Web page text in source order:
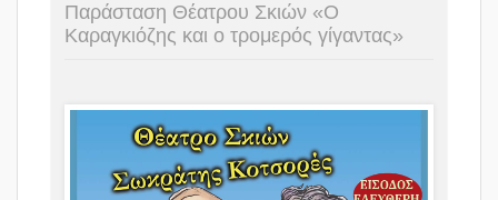
Παράσταση Θέατρου Σκιών «Ο
Καραγκιόζης και ο τρομερός γίγαντας»